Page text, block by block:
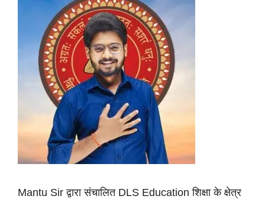
Mantu Sir द्वारा संचालित DLS Education शिक्षा के क्षेत्र